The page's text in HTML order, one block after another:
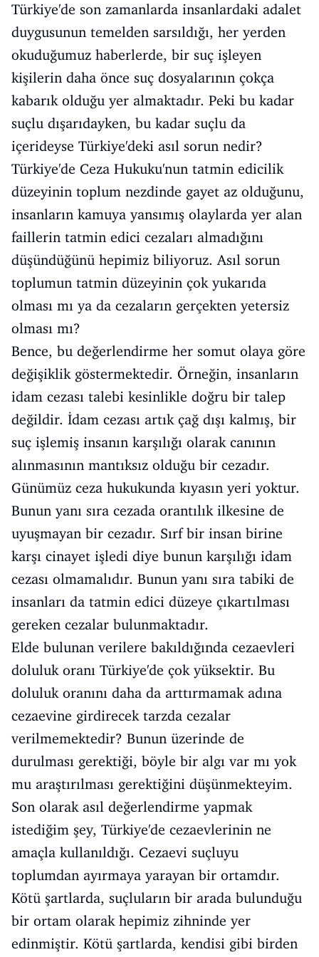
Türkiye'de son zamanlarda insanlardaki adalet
duygusunun temelden sarsıldığı, her yerden
okuduğumuz haberlerde, bir suç işleyen
kişilerin daha önce suç dosyalarının çokça
kabarık olduğu yer almaktadır. Peki bu kadar
suçlu dışarıdayken, bu kadar suçlu da
içerideyse Türkiye'deki asıl sorun nedir?
Türkiye'de Ceza Hukuku'nun tatmin edicilik
düzeyinin toplum nezdinde gayet az olduğunu,
insanların kamuya yansımış olaylarda yer alan
faillerin tatmin edici cezaları almadığını
düşündüğünü hepimiz biliyoruz. Asıl sorun
toplumun tatmin düzeyinin çok yukarıda
olması mı ya da cezaların gerçekten yetersiz
olması mı?
Bence, bu değerlendirme her somut olaya göre
değişiklik göstermektedir. Örneğin, insanların
idam cezası talebi kesinlikle doğru bir talep
değildir. İdam cezası artık çağ dışı kalmış, bir
suç işlemiş insanın karşılığı olarak canının
alınmasının mantıksız olduğu bir cezadır.
Günümüz ceza hukukunda kıyasın yeri yoktur.
Bunun yanı sıra cezada orantılık ilkesine de
uyuşmayan bir cezadır. Sırf bir insan birine
karşı cinayet işledi diye bunun karşılığı idam
cezası olmamalıdır. Bunun yanı sıra tabiki de
insanları da tatmin edici düzeye çıkartılması
gereken cezalar bulunmaktadır.
Elde bulunan verilere bakıldığında cezaevleri
doluluk oranı Türkiye'de çok yüksektir. Bu
doluluk oranını daha da arttırmamak adına
cezaevine girdirecek tarzda cezalar
verilmemektedir? Bunun üzerinde de
durulması gerektiği, böyle bir algı var mı yok
mu araştırılması gerektiğini düşünmekteyim.
Son olarak asıl değerlendirme yapmak
istediğim şey, Türkiye'de cezaevlerinin ne
amaçla kullanıldığı. Cezaevi suçluyu
toplumdan ayırmaya yarayan bir ortamdır.
Kötü şartlarda, suçluların bir arada bulunduğu
bir ortam olarak hepimiz zihninde yer
edinmiştir. Kötü şartlarda, kendisi gibi birden